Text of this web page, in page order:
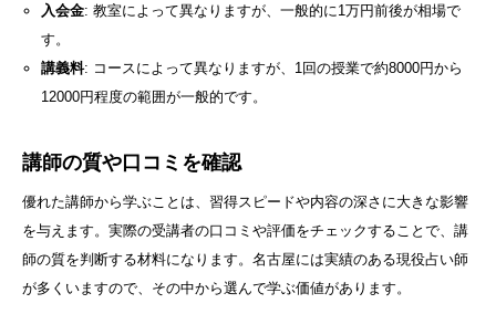
入会金: 教室によって異なりますが、一般的に1万円前後が相場で
す。
講義料: コースによって異なりますが、1回の授業で約8000円から
12000円程度の範囲が一般的です。
講師の質や口コミを確認
優れた講師から学ぶことは、習得スピードや内容の深さに大きな影響
を与えます。実際の受講者の口コミや評価をチェックすることで、講
師の質を判断する材料になります。名古屋には実績のある現役占い師
が多くいますので、その中から選んで学ぶ価値があります。